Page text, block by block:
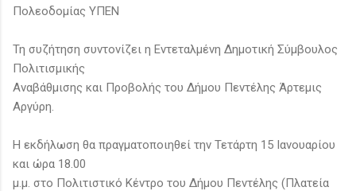
Πολεοδομίας ΥΠΕΝ
Τη συζήτηση συντονίζει η Εντεταλμένη Δημοτική Σύμβουλος
Πολιτισμικής
Αναβάθμισης και Προβολής του Δήμου Πεντέλης Άρτεμις
Αργύρη.
Η εκδήλωση θα πραγματοποιηθεί την Τετάρτη 15 Ιανουαρίου
και ώρα 18.00
μ.μ. στο Πολιτιστικό Κέντρο του Δήμου Πεντέλης (Πλατεία